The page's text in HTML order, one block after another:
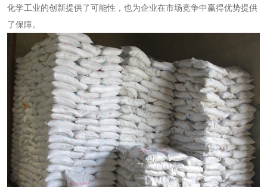
化学工业的创新提供了可能性，也为企业在市场竞争中赢得优势提供
了保障。